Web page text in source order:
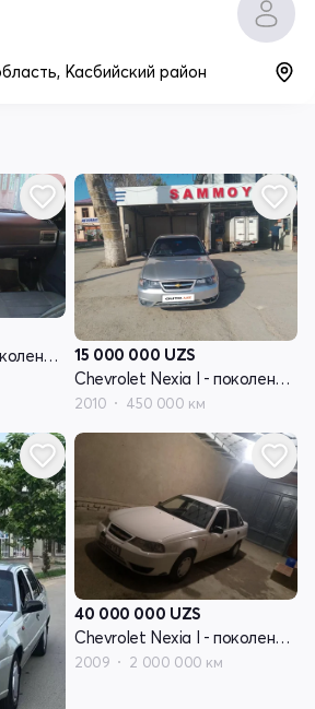
Касбийский район
Chevrolet Nexia I - поколение рестайлинг
15 000 000 UZS
Chevrolet Nexia I - поколение рестайлинг
2010 450 000 км
40 000 000 UZS
Chevrolet Nexia I - поколение рестайлинг
2009 2 000 000 км